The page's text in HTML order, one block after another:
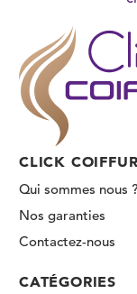
CLICK
Qui sommes nous ?
Nos garanties
Contactez-nous
CATÉGORIES